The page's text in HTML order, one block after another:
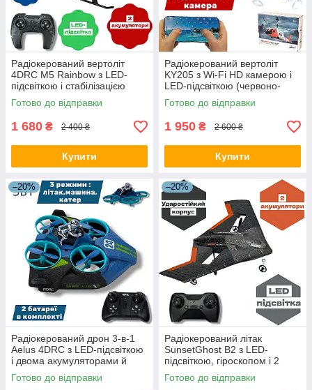
Радіокерований вертоліт
4DRC M5 Rainbow з LED-
підсвіткою і стабілізацією
Готово до відправки
1 680 ₴ 2 400 ₴
Купити
Радіокерований вертоліт
KY205 з Wi-Fi HD камерою і
LED-підсвіткою (червоно-
білий)
Готово до відправки
1 950 ₴ 2 600 ₴
Купити
–20%
Радіокерований дрон 3-в-1
Aelus 4DRC з LED-підсвіткою
і двома акумуляторами й
USB — політ, перегони та
заплив
Готово до відправки
–20%
Радіокерований літак
SunsetGhost B2 з LED-
підсвіткою, гіроскопом і 2
акумуляторами
Готово до відправки